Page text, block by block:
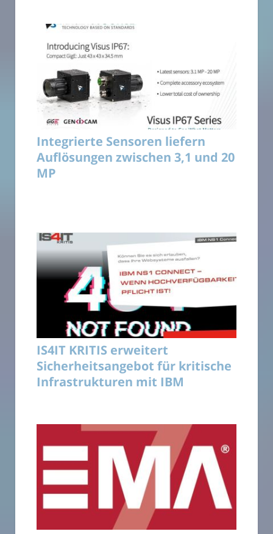
Integrierte Sensoren liefern
Auflösungen zwischen 3,1 und 20
MP
IS4IT KRITIS erweitert
Sicherheitsangebot für kritische
Infrastrukturen mit IBM